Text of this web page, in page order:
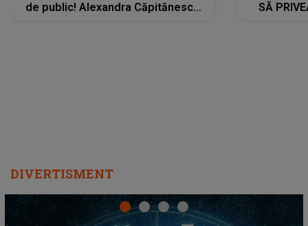
de public! Alexandra Căpitănescu
SĂ
DIVERTISMENT